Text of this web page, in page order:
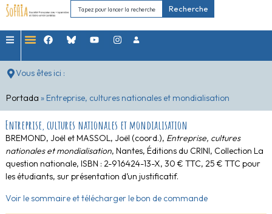
Recherche
Vous êtes ici :
Portada » Entreprise, cultures nationales et mondialisation
Entreprise, cultures nationales et mondialisation
BREMOND, Joël et MASSOL, Joël (coord.), Entreprise, cultures
nationales et mondialisation, Nantes, Éditions du CRINI, Collection La
question nationale, ISBN : 2-916424-13-X, 30 € TTC, 25 € TTC pour
les étudiants, sur présentation d’un justificatif.
Voir le sommaire et télécharger le bon de commande